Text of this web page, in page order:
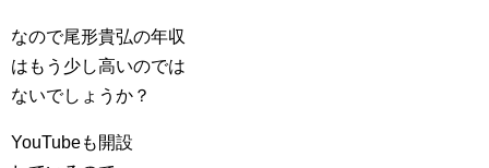
なので尾形貴弘の年収
はもう少し高いのでは
ないでしょうか？
YouTubeも開設